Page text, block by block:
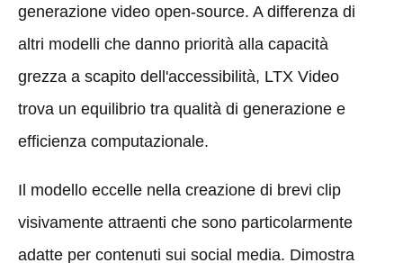
generazione video open-source. A differenza di
altri modelli che danno priorità alla capacità
grezza a scapito dell'accessibilità, LTX Video
trova un equilibrio tra qualità di generazione e
efficienza computazionale.
Il modello eccelle nella creazione di brevi clip
visivamente attraenti che sono particolarmente
adatte per contenuti sui social media. Dimostra